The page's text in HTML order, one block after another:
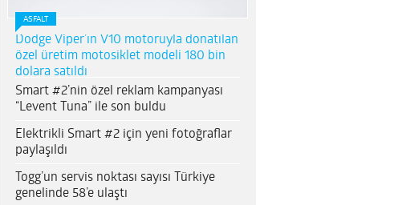
ASFALT
Dodge Viper’ın V10 motoruyla donatılan
özel üretim motosiklet modeli 180 bin
dolara satıldı
Smart #2’nin özel reklam kampanyası
“Levent Tuna” ile son buldu
Elektrikli Smart #2 için yeni fotoğraflar
paylaşıldı
Togg’un servis noktası sayısı Türkiye
genelinde 58’e ulaştı